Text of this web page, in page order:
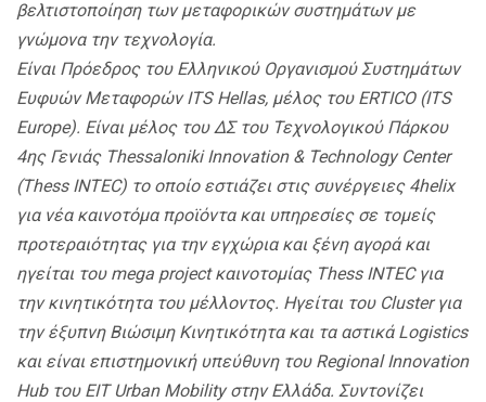
βελτιστοποίηση των μεταφορικών συστημάτων με
γνώμονα την τεχνολογία.
Είναι Πρόεδρος του Ελληνικού Οργανισμού Συστημάτων
Ευφυών ΜεταφορώνITS Hellas, μέλος του ERTICO (ITS
Europe). Είναι μέλος του ΔΣ του Τεχνολογικού Πάρκου
4ης Γενιάς Thessaloniki Innovation & Technology Center
(Thess INTEC) το οποίο εστιάζει στις συνέργειες 4helix
για νέα καινοτόμα προϊόντα και υπηρεσίες σε τομείς
προτεραιότητας για την εγχώρια και ξένη αγορά και
ηγείται του mega project καινοτομίας Thess INTEC για
την κινητικότητα του μέλλοντος. Ηγείται του Cluster για
την έξυπνη Βιώσιμη Κινητικότητα και τα αστικά Logistics
και είναι επιστημονική υπεύθυνη του Regional Innovation
Hub του EIT Urban Mobility στην Ελλάδα. Συντονίζει